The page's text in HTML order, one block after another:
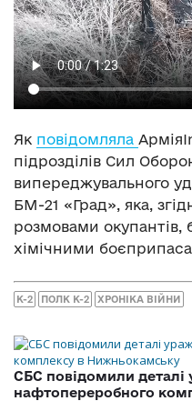
Як повідомляла
підрозділів Сил
випереджувального
БМ-21 «Град», яка,
розмовами окупантів,
хімічними
К-2 ПОЛК К-2 ХРОНІКА ВІЙНИ
СБС повідомили деталі
нафтопереробного